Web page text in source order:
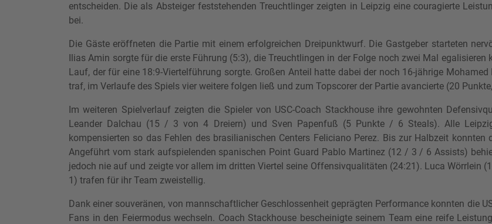
entscheiden. Die als Absteiger feststehenden Treuchtlinger zeigten in Leipzig eine couragierte
bei.
Die Gäste eröffneten die Partie mit einem erfolgreichen Dreipunktwurf. Die Gastgeber starteten
Ilias Amin sorgte für die erste Führung (5:3), die Treuchtlingen in der Folge noch zwei Mal
Lauf, der für eine 18:9-Viertelführung sorgte. Großen Anteil hatte dabei der noch 16-jährige
traf, im Verlaufe des Spiels vier weitere folgen ließ und zum Topscorer der Partie avancierte (20
Im weiteren Spielverlauf zeigten die Spieler von USC-Coach Stackhouse ihre gewohnten
Leander Dalchau (15 / 3 von 4 Dreiern) und Sven Papenfuß (5 Punkte / 6 Steals). Alle
kompensierten so das Fehlen des brasilianischen Centers Feliciano Perez. Bis zur Halbzeit
Angeführt vom stark aufspielenden spanischen Point Guard Pablo Martinez (12 / 3 / 6 Assists)
jedoch nie auf und zeigte vor allem im dritten Viertel seine Offensivqualitäten (24:21). Luca Wörrlein
1) trafen für ihr Team zweistellig.
Dank einer souveränen, von mannschaftlicher Geschlossenheit geprägten Performance konnten die
Fans in den Feiermodus wechseln. Coach Stackhouse bescheinigte seinem Team eine reife